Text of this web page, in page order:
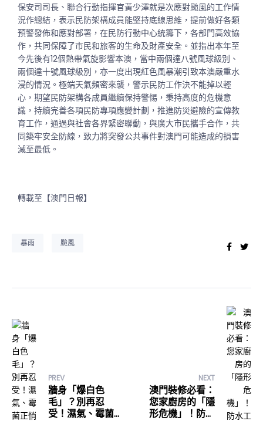
保安司司長、聯合行動指揮官黃少澤就是次應對颱風的工作情
況作總結，表示民防架構成員能堅持底線思維，提前做好各類
預警發佈和應對部署，在民防行動中心統籌下，各部門高效協
作，共同保障了市民和旅客的生命及財產安全。並指出本年至
今先後有12個熱帶氣旋影響本澳，當中兩個達八號風球級別、
兩個達十號風球級別，亦一度出現紅色風暴潮引致本澳嚴重水
浸的情況。極端天氣頻密來襲，警示民防工作決不能掉以輕
心，期望民防架構各成員繼續保持警惕，秉持高度的危機意
識，持續完善各項民防專項應變計劃，推進防災避險的宣傳教
育工作，通過與社會各界緊密聯動，與廣大市民攜手合作，共
同築牢安全防線，致力將突發公共事件對澳門可能造成的損害
減至最低。
轉載至【澳門日報】
暴雨 颱風
PREV
牆身「爆白色
毛」？別再忍
受！濕氣、霉菌
NEXT
澳門裝修必看：
您家廚房的「隱
形危機」！防水